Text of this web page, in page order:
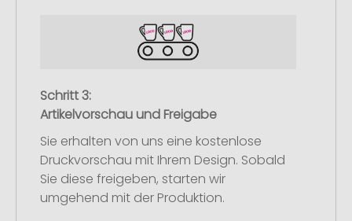
Schritt 3:
Artikelvorschau und Freigabe
Sie erhalten von uns eine kostenlose
Druckvorschau mit Ihrem Design. Sobald
Sie diese freigeben, starten wir
umgehend mit der Produktion.